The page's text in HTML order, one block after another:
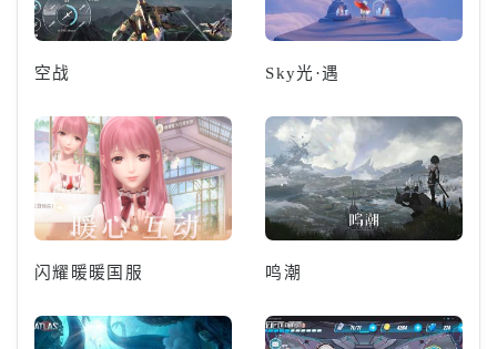
空战 Sky光·遇
闪耀暖暖国服 鸣潮